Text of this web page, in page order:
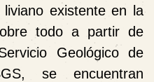
existente en la
todo a partir de
Geológico de
se encuentran